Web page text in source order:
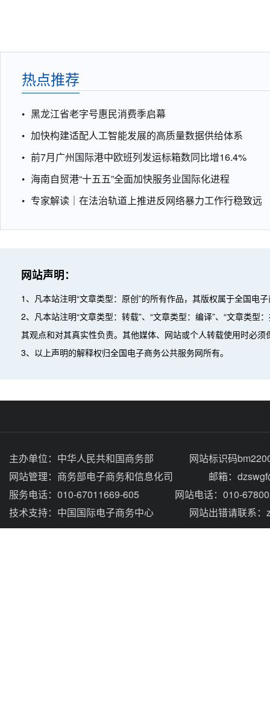
热点推荐
黑龙江省老字号惠民消费季启幕
加快构建适配人工智能发展的高质量数据供给体系
前7月广州国际港中欧班列发运标箱数同比增16.4%
海南自贸港“十五五”全面加快服务业国际化进程
专家解读｜在法治轨道上推进反网络暴力工作行稳致远
网站声明：
1、凡本站注明“文章类型：原创”的所有作品，其版权属于全国电
2、凡本站注明“文章类型：转载”、“文章类型：编译”、“文章类
其观点和对其真实性负责。其他媒体、网站或个人转载使用时必
3、以上声明的解释权归全国电子商务公共服务网所有。
主办单位： 中华人民共和国商务部
网站标识码
网站管理： 商务部电子商务和信息化司
邮箱：
服务电话：010-67011669-605
网站电话：010-
技术支持： 中国国际电子商务中心 网站出错请联系